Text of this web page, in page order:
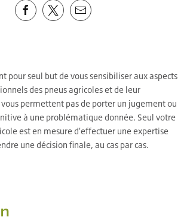
pour seul but de vous sensibiliser aux aspects
des pneus agricoles et de leur
permettent pas de porter un jugement ou
à une problématique donnée. Seul votre
est en mesure d'effectuer une expertise
une décision finale, au cas par cas.